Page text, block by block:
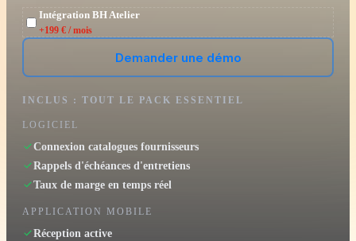
Intégration BH Atelier
+199 € / mois
Demander une démo
INCLUS : TOUT LE PACK ESSENTIEL
LOGICIEL
Connexion catalogues fournisseurs
Rappels d'échéances d'entretiens
Taux de marge en temps réel
APPLICATION MOBILE
Réception active